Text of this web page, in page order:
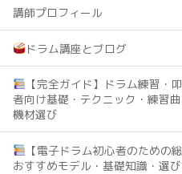
講師プロフィール
ドラム講座とブログ
【完全ガイド】ドラム練習・
者向け基礎・テクニック・練習曲
機材選び
【電子ドラム初心者のための
おすすめモデル・基礎知識・選